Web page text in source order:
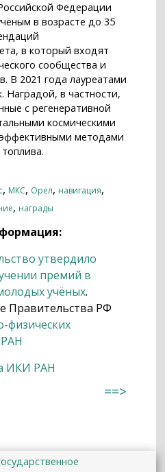
Федерации
в возрасте до 35
в который входят
сообщества и
В 2021 года лауреатами
Наградой, в частности,
с регенеративной
космическими
методами
, МКС, Орел, навигация,
, награды
утвердило
премий в
учёных.
Правительства РФ
физических
ИКИ РАН
==>